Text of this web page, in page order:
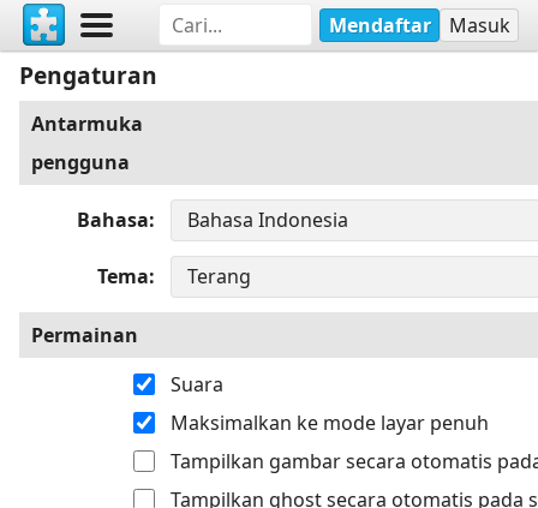
Mendaftar Masuk
Pengaturan
Antarmuka
pengguna
Bahasa
Tema
Permainan
Suara
Maksimalkan ke mode layar penuh
Tampilkan gambar secara otomatis
Tampilkan ghost secara otomatis pada